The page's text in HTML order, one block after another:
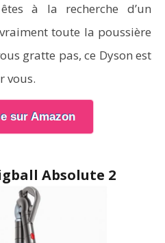
à la recherche d’un
toute la poussière
gratte pas, ce Dyson est
vous.
sur Amazon
Absolute 2